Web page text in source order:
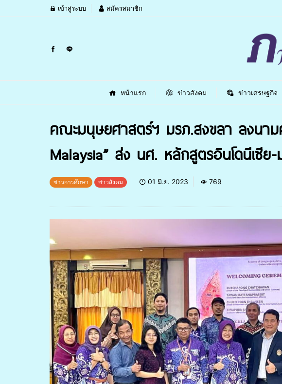
เข้าสู่ระบบ สมัครสมาชิก
หน้าแรก ข่าวสังคม ข่าวเศรษฐกิจ
คณะมนุษยศาสตร์ฯ มรภ.สงขลา ลงนาม
Malaysia” ส่ง นศ. หลักสูตรอินโดนีเซี
ข่าวการศึกษา ข่าวสังคม 01 มิ.ย. 2023 769